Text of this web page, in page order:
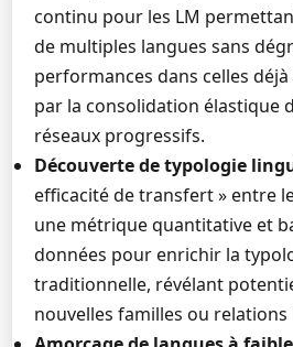
continu pour les LM
de multiples langues sans
performances dans celles
par la consolidation élastique
réseaux progressifs.
Découverte de typologie
efficacité de transfert » entre
une métrique quantitative et
données pour enrichir la
traditionnelle, révélant
nouvelles familles ou